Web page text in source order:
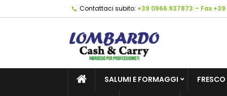
Contattaci subito: +39 0966.937873 – Fax
SALUMI E FORMAGGI